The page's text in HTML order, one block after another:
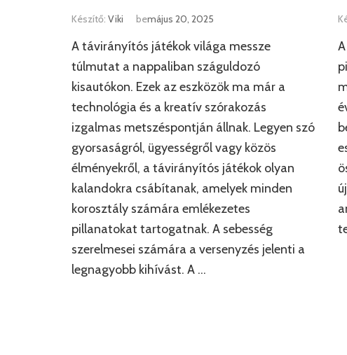
Készítő: Viki bemájus 20, 2025
A távirányítós játékok világa messze
túlmutat a nappaliban száguldozó
kisautókon. Ezek az eszközök ma már a
technológia és a kreatív szórakozás
izgalmas metszéspontján állnak. Legyen szó
gyorsaságról, ügyességről vagy közös
élményekről, a távirányítós játékok olyan
kalandokra csábítanak, amelyek minden
korosztály számára emlékezetes
pillanatokat tartogatnak. A sebesség
szerelmesei számára a versenyzés jelenti a
legnagyobb kihívást. A …